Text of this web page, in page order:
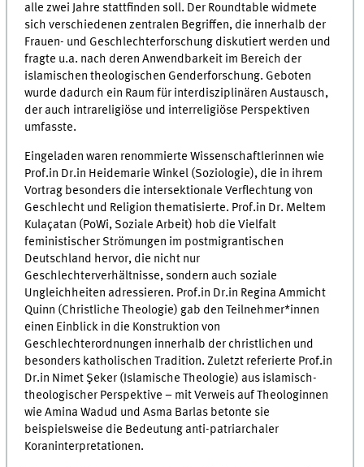
alle zwei Jahre stattfinden soll. Der Roundtable widmete
sich verschiedenen zentralen Begriffen, die innerhalb der
Frauen- und Geschlechterforschung diskutiert werden und
fragte u.a. nach deren Anwendbarkeit im Bereich der
islamischen theologischen Genderforschung. Geboten
wurde dadurch ein Raum für interdisziplinären Austausch,
der auch intrareligiöse und interreligiöse Perspektiven
umfasste.
Eingeladen waren renommierte Wissenschaftlerinnen wie
Prof.in Dr.in Heidemarie Winkel (Soziologie), die in ihrem
Vortrag besonders die intersektionale Verflechtung von
Geschlecht und Religion thematisierte. Prof.in Dr. Meltem
Kulaçatan (PoWi, Soziale Arbeit) hob die Vielfalt
feministischer Strömungen im postmigrantischen
Deutschland hervor, die nicht nur
Geschlechterverhältnisse, sondern auch soziale
Ungleichheiten adressieren. Prof.in Dr.in Regina Ammicht
Quinn (Christliche Theologie) gab den Teilnehmer*innen
einen Einblick in die Konstruktion von
Geschlechterordnungen innerhalb der christlichen und
besonders katholischen Tradition. Zuletzt referierte Prof.in
Dr.in Nimet Şeker (Islamische Theologie) aus islamisch-
theologischer Perspektive – mit Verweis auf Theologinnen
wie Amina Wadud und Asma Barlas betonte sie
beispielsweise die Bedeutung anti-patriarchaler
Koraninterpretationen.